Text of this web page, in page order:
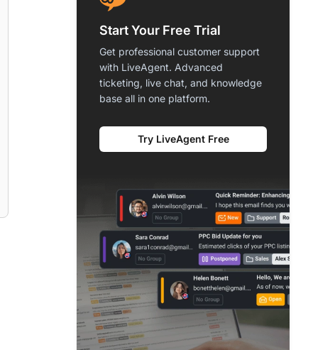
Start Your Free Trial
Get professional customer support
with LiveAgent. Advanced
ticketing, live chat, and knowledge
base all in one platform.
Try LiveAgent Free